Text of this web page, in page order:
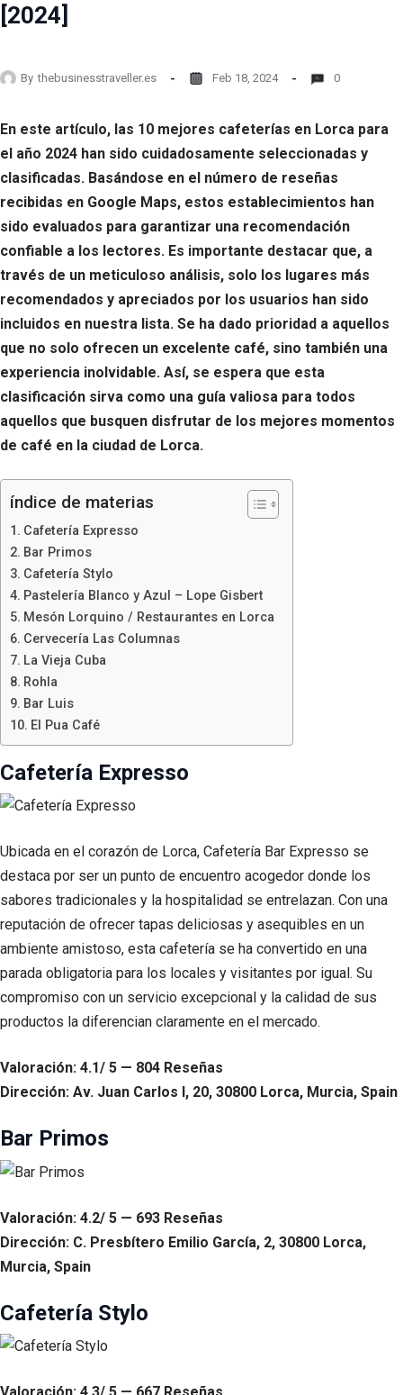
[2024]
By thebusinesstraveller.es Feb 18, 2024 0
En este artículo, las 10 mejores cafeterías en Lorca para
el año 2024 han sido cuidadosamente seleccionadas y
clasificadas. Basándose en el número de reseñas
recibidas en Google Maps, estos establecimientos han
sido evaluados para garantizar una recomendación
confiable a los lectores. Es importante destacar que, a
través de un meticuloso análisis, solo los lugares más
recomendados y apreciados por los usuarios han sido
incluidos en nuestra lista. Se ha dado prioridad a aquellos
que no solo ofrecen un excelente café, sino también una
experiencia inolvidable. Así, se espera que esta
clasificación sirva como una guía valiosa para todos
aquellos que busquen disfrutar de los mejores momentos
de café en la ciudad de Lorca.
índice de materias
Cafetería Expresso
Bar Primos
Cafetería Stylo
Pastelería Blanco y Azul – Lope Gisbert
Mesón Lorquino / Restaurantes en Lorca
Cervecería Las Columnas
La Vieja Cuba
Rohla
Bar Luis
El Pua Café
Cafetería Expresso
Ubicada en el corazón de Lorca, Cafetería Bar Expresso se
destaca por ser un punto de encuentro acogedor donde los
sabores tradicionales y la hospitalidad se entrelazan. Con una
reputación de ofrecer tapas deliciosas y asequibles en un
ambiente amistoso, esta cafetería se ha convertido en una
parada obligatoria para los locales y visitantes por igual. Su
compromiso con un servicio excepcional y la calidad de sus
productos la diferencian claramente en el mercado.
Valoración: 4.1/ 5 — 804 Reseñas
Dirección: Av. Juan Carlos I, 20, 30800 Lorca, Murcia, Spain
Bar Primos
Valoración: 4.2/ 5 — 693 Reseñas
Dirección: C. Presbítero Emilio García, 2, 30800 Lorca,
Murcia, Spain
Cafetería Stylo